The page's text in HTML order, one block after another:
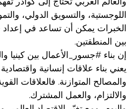
اللوجستية، والتسويق الدولي،
الخبرات يمكن أن تساعد في إعداد
بين المنطقتين.
إن بناء #جسور_الأعمال بين كينيا
يعني بناء علاقات إنسانية
والمصالح المتوازنة. فالعلاقات
والالتزام، والعمل المشترك.